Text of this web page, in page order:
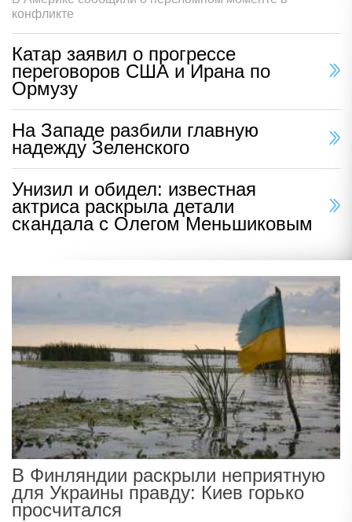
конфликте
Катар заявил о прогрессе
переговоров США и Ирана по
Ормузу
На Западе разбили главную
надежду Зеленского
Унизил и обидел: известная
актриса раскрыла детали
скандала с Олегом Меньшиковым
В Финляндии раскрыли неприятную
для Украины правду: Киев горько
просчитался